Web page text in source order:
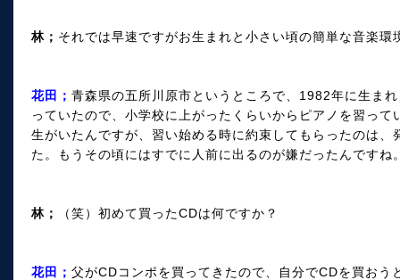
林； それでは早速ですがお生まれと小さい頃の簡単な音楽
花田； 青森県の五所川原市というところで、1982年に生ま
っていたので、小学校に上がったくらいからピアノを習っ
生がいたんですが、習い始める時に約束してもらったのは
た。もうその頃にはすでに人前に出るのが嫌だったんですね
林； （笑）初めて買ったCDは何ですか？
花田； 父がCDコンポを買ってきたので、自分でCDを買お